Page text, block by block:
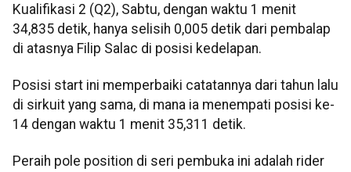
Kualifikasi 2 (Q2), Sabtu, dengan waktu 1 menit
34,835 detik, hanya selisih 0,005 detik dari pembalap
di atasnya Filip Salac di posisi kedelapan.
Posisi start ini memperbaiki catatannya dari tahun lalu
di sirkuit yang sama, di mana ia menempati posisi ke-
14 dengan waktu 1 menit 35,311 detik.
Peraih pole position di seri pembuka ini adalah rider